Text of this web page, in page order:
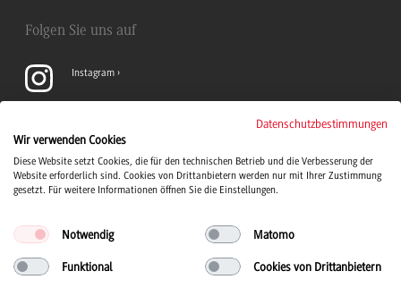
Folgen Sie uns auf
Instagram
LinkedIn
Datenschutzbestimmungen
Wir verwenden Cookies
Diese Website setzt Cookies, die für den technischen Betrieb und die Verbesserung der
Website erforderlich sind. Cookies von Drittanbietern werden nur mit Ihrer Zustimmung
gesetzt. Für weitere Informationen öffnen Sie die Einstellungen.
Notwendig Matomo
Funktional Cookies von Drittanbietern